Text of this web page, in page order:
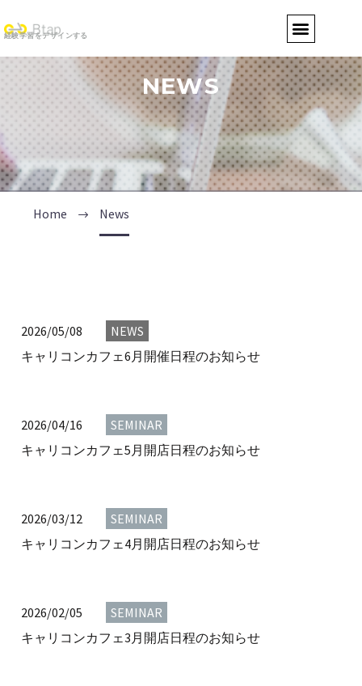
経験学習をデザインする
NEWS
Home News
2026/05/08
NEWS
キャリコンカフェ6月開催日程のお知らせ
2026/04/16
SEMINAR
キャリコンカフェ5月開店日程のお知らせ
2026/03/12
SEMINAR
キャリコンカフェ4月開店日程のお知らせ
2026/02/05
SEMINAR
キャリコンカフェ3月開店日程のお知らせ